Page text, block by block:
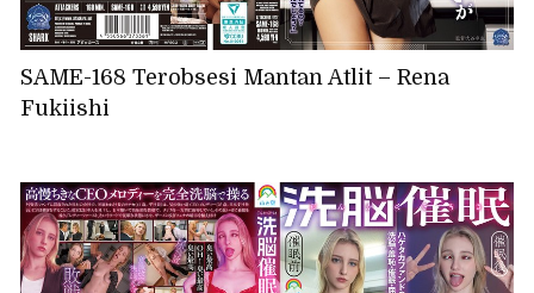
SAME-168 Terobsesi Mantan Atlit – Rena
Fukiishi